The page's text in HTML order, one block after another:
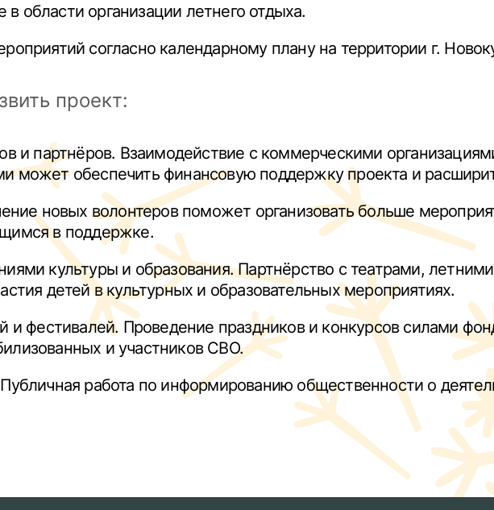
в области организации летнего отдыха.
согласно календарному плану на территории г.
проект:
и партнёров. Взаимодействие с коммерческими
может обеспечить финансовую поддержку проекта и
новых волонтеров поможет организовать больше
в поддержке.
культуры и образования. Партнёрство с театрами,
детей в культурных и образовательных мероприятиях.
и фестивалей. Проведение праздников и конкурсов силами
и участников СВО.
работа по информированию общественности о